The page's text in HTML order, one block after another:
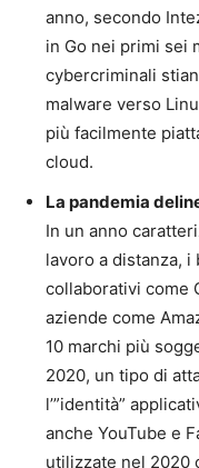
anno, secondo
in Go nei primi sei
cybercriminali
malware verso
più facilmente
cloud.
La pandemia
In un anno
lavoro a distanza,
collaborativi come
aziende come
10 marchi più
2020, un tipo di
l’”identità”
anche YouTube e
utilizzate nel 2020